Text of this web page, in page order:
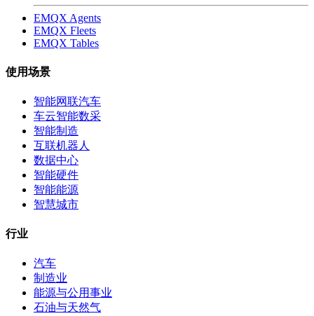
EMQX Agents
EMQX Fleets
EMQX Tables
使用场景
智能网联汽车
车云智能数采
智能制造
互联机器人
数据中心
智能硬件
智能能源
智慧城市
行业
汽车
制造业
能源与公用事业
石油与天然气